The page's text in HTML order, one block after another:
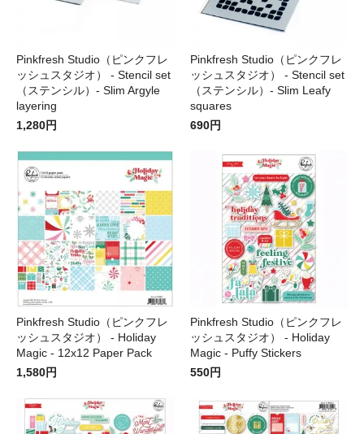
Pinkfresh Studio（ピンクフレ
ッシュスタジオ） - Stencil set
（ステンシル）- Slim Argyle
layering
1,280円
Pinkfresh Studio（ピンクフレ
ッシュスタジオ） - Stencil set
（ステンシル）- Slim Leafy
squares
690円
Pinkfresh Studio（ピンクフレ
ッシュスタジオ） - Holiday
Magic - 12x12 Paper Pack
1,580円
Pinkfresh Studio（ピンクフレ
ッシュスタジオ） - Holiday
Magic - Puffy Stickers
550円